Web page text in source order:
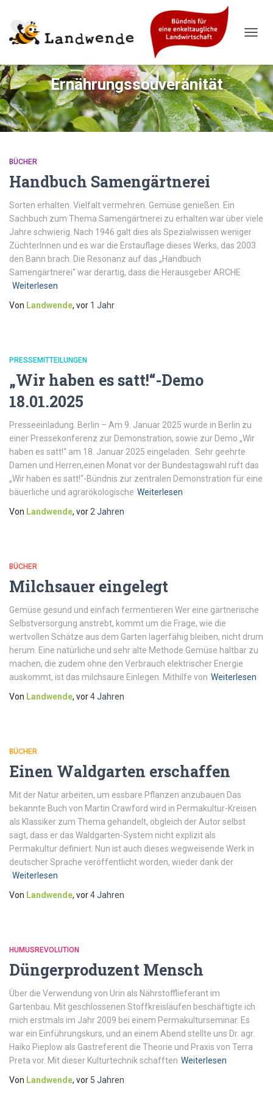
Ernährungssouveränität
BÜCHER
Handbuch Samengärtnerei
Sorten erhalten. Vielfalt vermehren. Gemüse genießen. Ein
Sachbuch zum Thema Samengärtnerei zu erhalten war über viele
Jahre schwierig. Nach 1946 galt dies als Spezialwissen weniger
ZüchterInnen und es war die Erstauflage dieses Werks, das 2003
den Bann brach. Die Resonanz auf das „Handbuch
Samengärtnerei“ war derartig, dass die Herausgeber ARCHE
Weiterlesen
Von Landwende, vor 1 Jahr
PRESSEMITTEILUNGEN
„Wir haben es satt!“-Demo
18.01.2025
Presseeinladung. Berlin – Am 9. Januar 2025 wurde in Berlin zu
einer Pressekonferenz zur Demonstration, sowie zur Demo „Wir
haben es satt!“ am 18. Januar 2025 eingeladen. Sehr geehrte
Damen und Herren,einen Monat vor der Bundestagswahl ruft das
„Wir haben es satt!“-Bündnis zur zentralen Demonstration für eine
bäuerliche und agrarökologische Weiterlesen
Von Landwende, vor 2 Jahren
BÜCHER
Milchsauer eingelegt
Gemüse gesund und einfach fermentieren Wer eine gärtnerische
Selbstversorgung anstrebt, kommt um die Frage, wie die
wertvollen Schätze aus dem Garten lagerfähig bleiben, nicht drum
herum. Eine natürliche und sehr alte Methode Gemüse haltbar zu
machen, die zudem ohne den Verbrauch elektrischer Energie
auskommt, ist das milchsaure Einlegen. Mithilfe von Weiterlesen
Von Landwende, vor4 Jahren
BÜCHER
Einen Waldgarten erschaffen
Mit der Natur arbeiten, um essbare Pflanzen anzubauen Das
bekannte Buch von Martin Crawford wird in Permakultur-Kreisen
als Klassiker zum Thema gehandelt, obgleich der Autor selbst
sagt, dass er das Waldgarten-System nicht explizit als
Permakultur definiert. Nun ist auch dieses wegweisende Werk in
deutscher Sprache veröffentlicht worden, wieder dank der
Weiterlesen
Von Landwende, vor4 Jahren
HUMUSREVOLUTION
Düngerproduzent Mensch
Über die Verwendung von Urin als Nährstofflieferant im
Gartenbau. Mit geschlossenen Stoffkreisläufen beschäftigte ich
mich erstmals im Jahr 2009 bei einem Permakulturseminar. Es
war ein Einführungskurs, und an einem Abend stellte uns Dr. agr.
Haiko Pieplow als Gastreferent die Theorie und Praxis von Terra
Preta vor. Mit dieser Kulturtechnik schafften Weiterlesen
Von Landwende, vor 5 Jahren